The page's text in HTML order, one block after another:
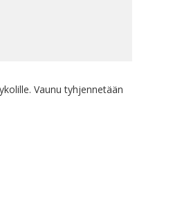
Vaunu tyhjennetään